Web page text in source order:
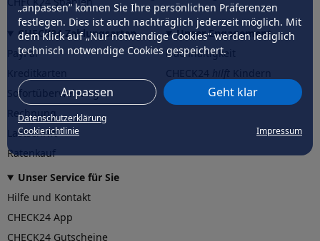
„anpassen” können Sie Ihre persönlichen Präferenzen
festlegen. Dies ist auch nachträglich jederzeit möglich. Mit
dem Klick auf „Nur notwendige Cookies” werden lediglich
technisch notwendige Cookies gespeichert.
Anpassen Geht klar
Datenschutzerklärung
Cookierichtlinie
Impressum
CHECK24 Zahlungsarten
PayPal
Sofortüberweisung
Rechnung
Lastschrift
Ratenkauf
Unser Engagement
Nachhaltigkeit
CHECK24hilftder Natur
Unser Service für Sie
Hilfe und Kontakt
CHECK24 App
CHECK24 Gutscheine